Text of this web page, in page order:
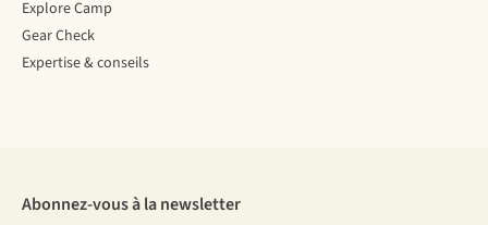
Explore Camp
Gear Check
Expertise & conseils
Abonnez-vous à la newsletter